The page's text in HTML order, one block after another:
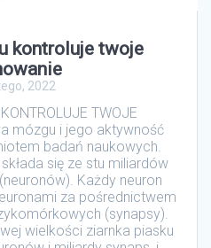
kontroluje twoje
2022
TWOJE
mózgu i jego aktywność
badań naukowych.
się ze stu miliardów
Każdy neuron
za pośrednictwem
(synapsy).
wielkości ziarnka piasku